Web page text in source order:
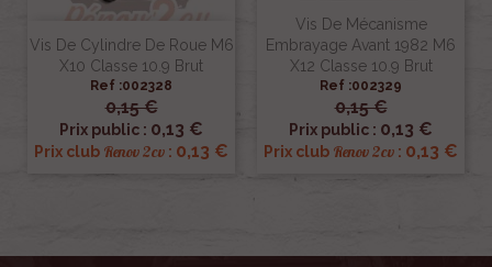
Vis De Cylindre De Roue M6
X10 Classe 10.9 Brut
Ref :002328
0,15 €
Prix public : 0,13 €
Prix club Renov 2cv : 0,13 €
Vis De Mécanisme
Embrayage Avant 1982 M6
X12 Classe 10.9 Brut
Ref :002329
0,15 €
Prix public : 0,13 €
Prix club Renov 2cv : 0,13 €